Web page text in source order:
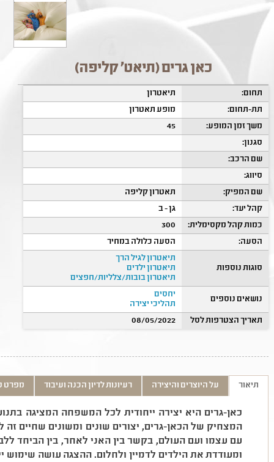
כאן גרים (תיאט' קליפה)
תחום:
תיאטרון
תת-תחום:
מופע תאטרון
משך זמן המופע:
45
סגנון:
שם הרכב:
סיווג:
שם המפיק:
תאטרון קליפה
קהל יעד:
גן - ב
כמות קהל מקסימלית:
300
הסעה:
הסעה כלולה במחיר
סוגות נוספות
תיאטרון לגיל הרך
תיאטרון ילדים
תיאטרון בובות/צלליות/חפצים
נושאים נוספים
יחסים
תהליכי יצירה
תאריך הצטרפות לסל
08/05/2022
תיאור על היוצרים והיצירה רעיונות לדיון הכנה ועיבוד מפרט
כאן-גרים היא יצירה ייחודית לכל המשפחה המציגה
המצחיק של הכאן-גרים, יצורים שונים ומשונים שחיים
עם עצמו ועם העולם, בקשר בין האני לאחר, בין הביחד
ומעודדת את הילדים לדמיין ולחלום. ההצגה עושה שימוש